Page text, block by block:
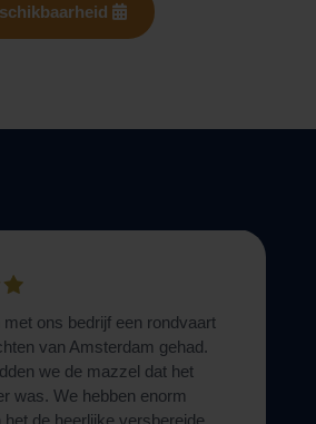
met ons bedrijf een rondvaart
van Amsterdam gehad.
we de mazzel dat het
was. We hebben enorm
het de heerlijke versbereide